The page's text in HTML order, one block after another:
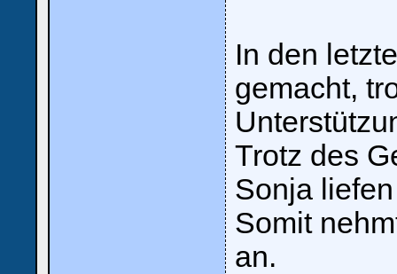
In den
gemacht,
Trotz des
Sonja
Somit
an.